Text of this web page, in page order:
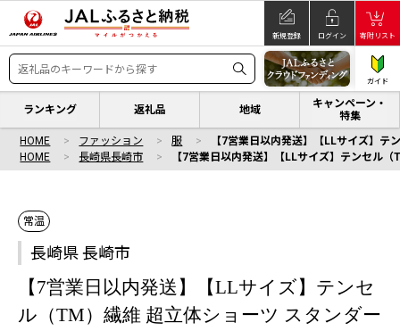
新規登録 ログイン 寄附リスト
ガイド
ランキング 返礼品 地域
キャンペーン・
特集
HOME ファッション 服
【7営業日以内発送】【LLサイズ】
HOME
長崎県長崎市 【7営業日以内発送】【LLサイズ】テンセル
常温
長崎県 長崎市
【7営業日以内発送】【LLサイズ】テンセ
ル（TM）繊維 超立体ショーツ スタンダー